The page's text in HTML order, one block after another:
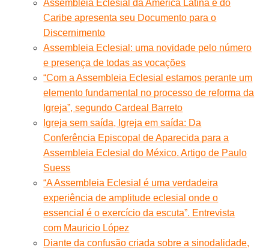
Assembleia Eclesial da América Latina e do
Caribe apresenta seu Documento para o
Discernimento
Assembleia Eclesial: uma novidade pelo número
e presença de todas as vocações
“Com a Assembleia Eclesial estamos perante um
elemento fundamental no processo de reforma da
Igreja”, segundo Cardeal Barreto
Igreja sem saída, Igreja em saída: Da
Conferência Episcopal de Aparecida para a
Assembleia Eclesial do México. Artigo de Paulo
Suess
“A Assembleia Eclesial é uma verdadeira
experiência de amplitude eclesial onde o
essencial é o exercício da escuta”. Entrevista
com Mauricio López
Diante da confusão criada sobre a sinodalidade,